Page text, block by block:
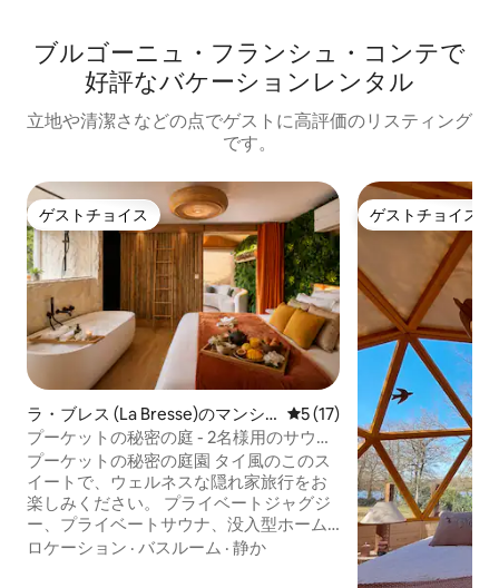
ブルゴーニュ・フランシュ・コンテで
好評なバケーションレンタル
立地や清潔さなどの点でゲストに高評価のリスティング
です。
ゲストチョイス
ゲストチョイス
ラ・ブレス (La Bresse)のマンシ
ョン・アパート
レビュー17件、5つ星中5つ
5 (17)
プーケットの秘密の庭 - 2名様用のサウナ
とジャグジー
プーケットの秘密の庭園 タイ風のこのス
イートで、ウェルネスな隠れ家旅行をお
楽しみください。 プライベートジャグジ
ー、プライベートサウナ、没入型ホーム
シネマ、キングサイズ180x200のベッ
ロケーション · バスルーム · 静か
ゲストチョイス
ゲストチョイス